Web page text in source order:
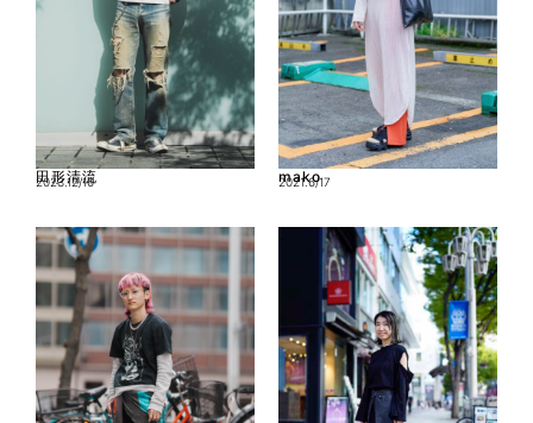
田形清流
2023.12/16 mako
2021.6/17